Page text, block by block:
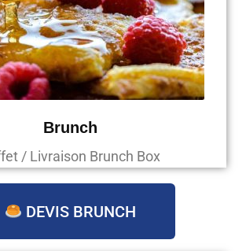
Brunch
/ Livraison Brunch Box
DEVIS BRUNCH